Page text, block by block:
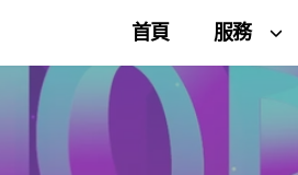
首頁 服務